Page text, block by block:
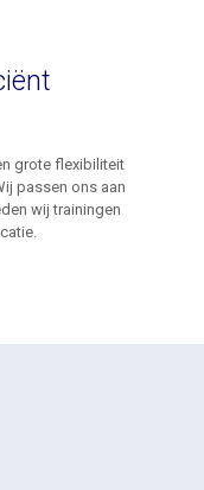
grote flexibiliteit
passen ons aan
wij trainingen